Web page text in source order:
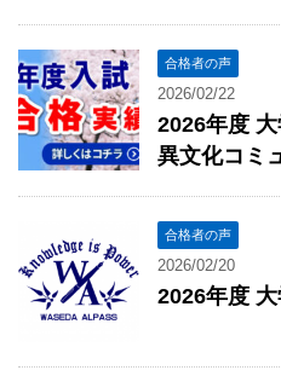
合格者の声
2026/02/22
2026年度
異文化コミ
合格者の声
2026/02/20
2026年度